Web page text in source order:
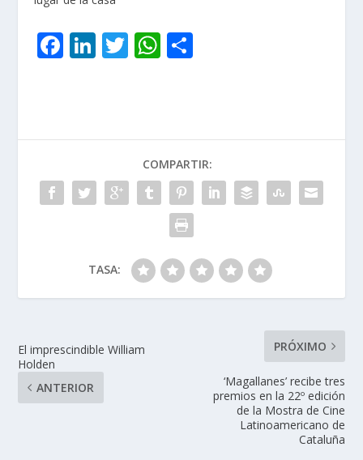
F
o
o
k
Li
dI
n
T W
A
p
p
ar
ti
r
COMPARTIR:
TASA:
El imprescindible William
Holden
ANTERIOR
PRÓXIMO
‘Magallanes’ recibe tres
premios en la 22º edición
de la Mostra de Cine
Latinoamericano de
Cataluña